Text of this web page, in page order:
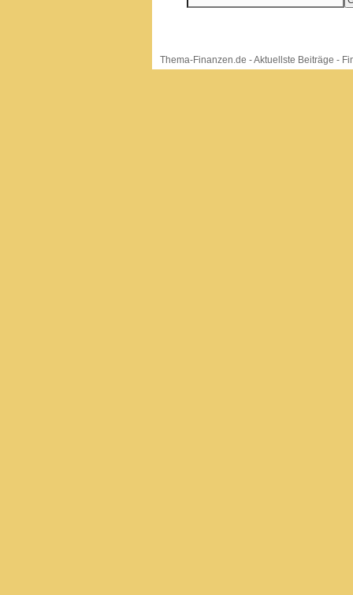
Thema-Finanzen.de -Aktuellste Beiträge -